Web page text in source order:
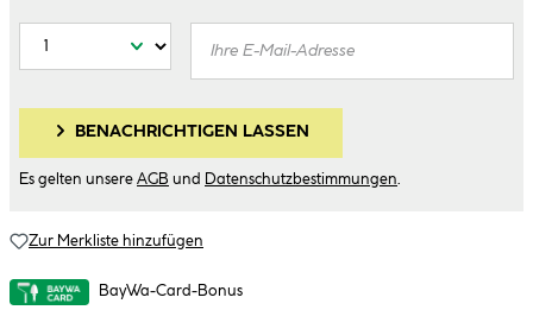
BENACHRICHTIGEN LASSEN
Es gelten unsere AGB und Datenschutzbestimmungen
Zur Merkliste hinzufügen
BayWa-Card-Bonus